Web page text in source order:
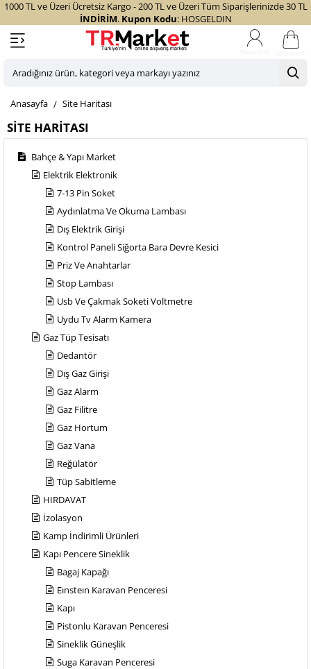
1000 TL ve Üzeri Ücretsiz Kargo - 200 TL ve Üzeri Tüm Siparişlerinizde 30 TL
İNDİRİM. Kupon Kodu: HOSGELDIN
Aradığınız
kategori
veya
markayı
yazınız
SITE HARITASI
homeSite Haritası
Bahçe & Yapı Market
Elektrik Elektronik
7-13 Pin Soket
Aydınlatma Ve Okuma Lambası
Dış Elektrik Girişi
Kontrol Paneli Siğorta Bara Devre Kesici
Priz Ve Anahtarlar
Stop Lambası
Usb Ve Çakmak Soketi Voltmetre
Uydu Tv Alarm Kamera
Gaz Tüp Tesisatı
Dedantör
Dış Gaz Girişi
Gaz Alarm
Gaz Filitre
Gaz Hortum
Gaz Vana
Reğülatör
Tüp Sabitleme
HIRDAVAT
İzolasyon
Kamp İndirimli Ürünleri
Kapı Pencere Sineklik
Bagaj Kapağı
Eınsteın Karavan Penceresi
Kapı
Pistonlu Karavan Penceresi
Sineklik Güneşlik
Suga Karavan Penceresi